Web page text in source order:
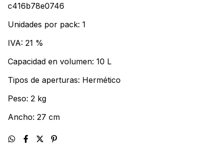
c416b78e0746
Unidades por pack: 1
IVA: 21 %
Capacidad en volumen: 10 L
Tipos de aperturas: Hermético
Peso: 2 kg
Ancho: 27 cm